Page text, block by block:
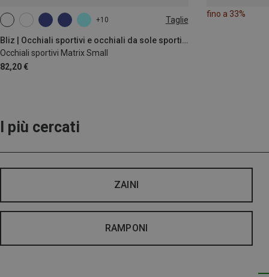
+10 Taglie
Bliz | Occhiali sportivi e occhiali da sole sportivi
Occhiali sportivi Matrix Small
82,20 €
ONE SIZE
fino a 33%
I più cercati
ZAINI
RAMPONI